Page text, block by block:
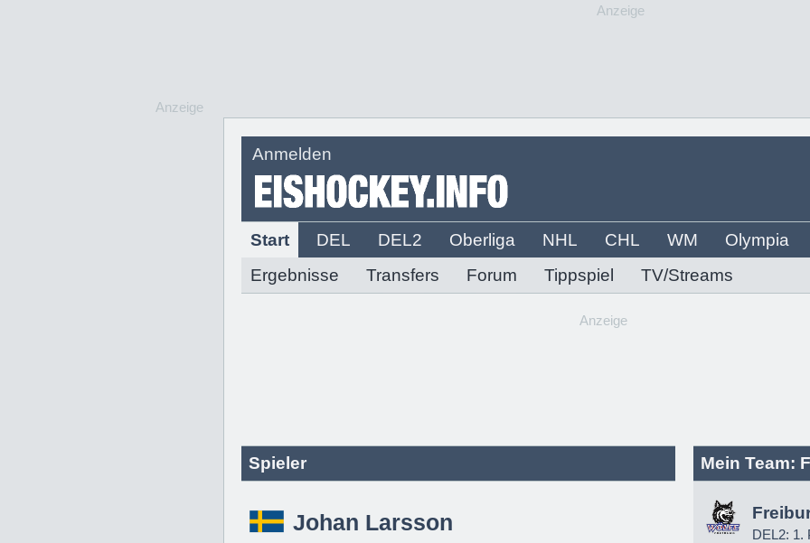
Anzeige
Anmelden
Start DEL DEL2 Oberliga NHL CHL WM
Olympia
Ergebnisse
Transfers Forum Tippspiel TV/Streams
Anzeige
Anzeige
Spieler
Johan Larsson
Mein Team:
DEL2: 1.